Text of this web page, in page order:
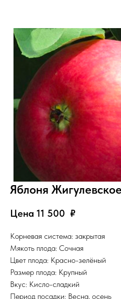
Яблоня
Цена 11 500 ₽
Корневая система: закрытая
Мякоть плода: Сочная
Цвет плода: Красно-зелёный
Размер плода: Крупный
Вкус: Кисло-сладкий
Период посадки: Весна, осень